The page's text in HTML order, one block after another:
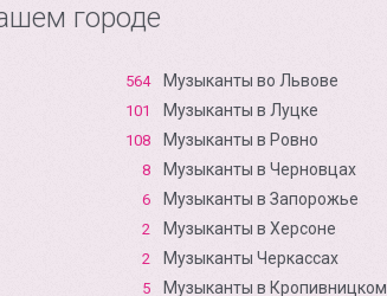
городе
564 Музыканты во Львове
101 Музыканты в Луцке
108 Музыканты в Ровно
8 Музыканты в Черновцах
6 Музыканты в Запорожье
2 Музыканты в Xерсоне
2 Музыканты Черкассах
5 Музыканты в Кропивницком